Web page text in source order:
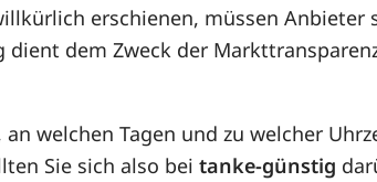
erschienen, müssen Anbieter
dem Zweck der
welchen Tagen und zu welcher
Sie sich also beitanke-günstig